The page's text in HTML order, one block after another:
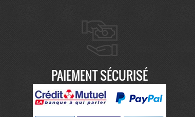
PAIEMENT SÉCURISÉ